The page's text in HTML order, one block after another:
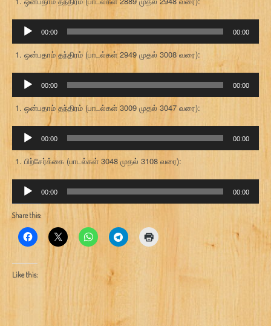
கருவி
00:00 00:00
ஒன்பதாம் தந்திரம் (பாடல்கள் 2949 முதல் 3008 வரை):
கருவி
00:00 00:00
ஒன்பதாம் தந்திரம் (பாடல்கள் 3009 முதல் 3047 வரை):
கருவி
00:00 00:00
பிற்சேர்க்கை (பாடல்கள் 3048 முதல் 3108 வரை):
கருவி
00:00 00:00
Share this:
Like this: